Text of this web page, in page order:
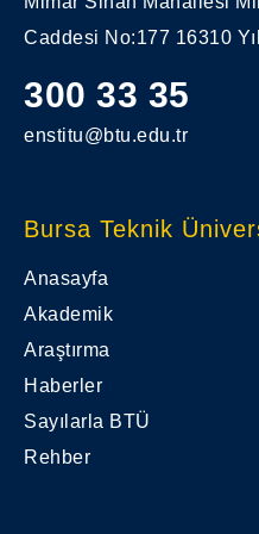
Caddesi No:177 16310
300 33 35
enstitu@btu.edu.tr
Bursa Teknik
Anasayfa
Akademik
Araştırma
Haberler
Sayılarla BTÜ
Rehber